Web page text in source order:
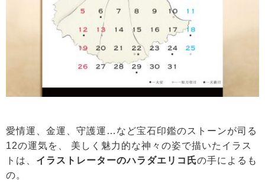
愛情運、金運、守護運…など宝石印鑑のストーンが司る
12の運気を、 美しく魅力的な神々の姿で描いたイラス
トは、 イラストレーターのハラダエリコ氏の手によるも
の。